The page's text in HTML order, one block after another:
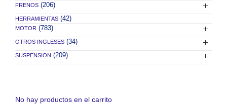
FRENOS (206)
HERRAMIENTAS (42)
MOTOR (783)
OTROS INGLESES (34)
SUSPENSION (209)
No hay productos en el carrito